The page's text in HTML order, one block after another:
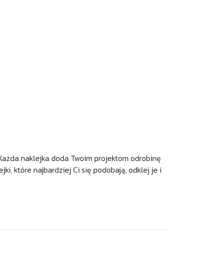
naklejka doda Twoim projektom odrobinę
które najbardziej Ci się podobają, odklej je i